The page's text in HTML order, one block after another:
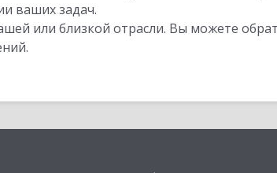
ваших задач.
или близкой отрасли. Вы можете